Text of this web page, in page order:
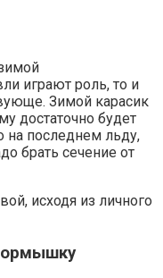
играют роль, то и
Зимой карасик
достаточно будет
на последнем льду,
брать сечение от
исходя из личного